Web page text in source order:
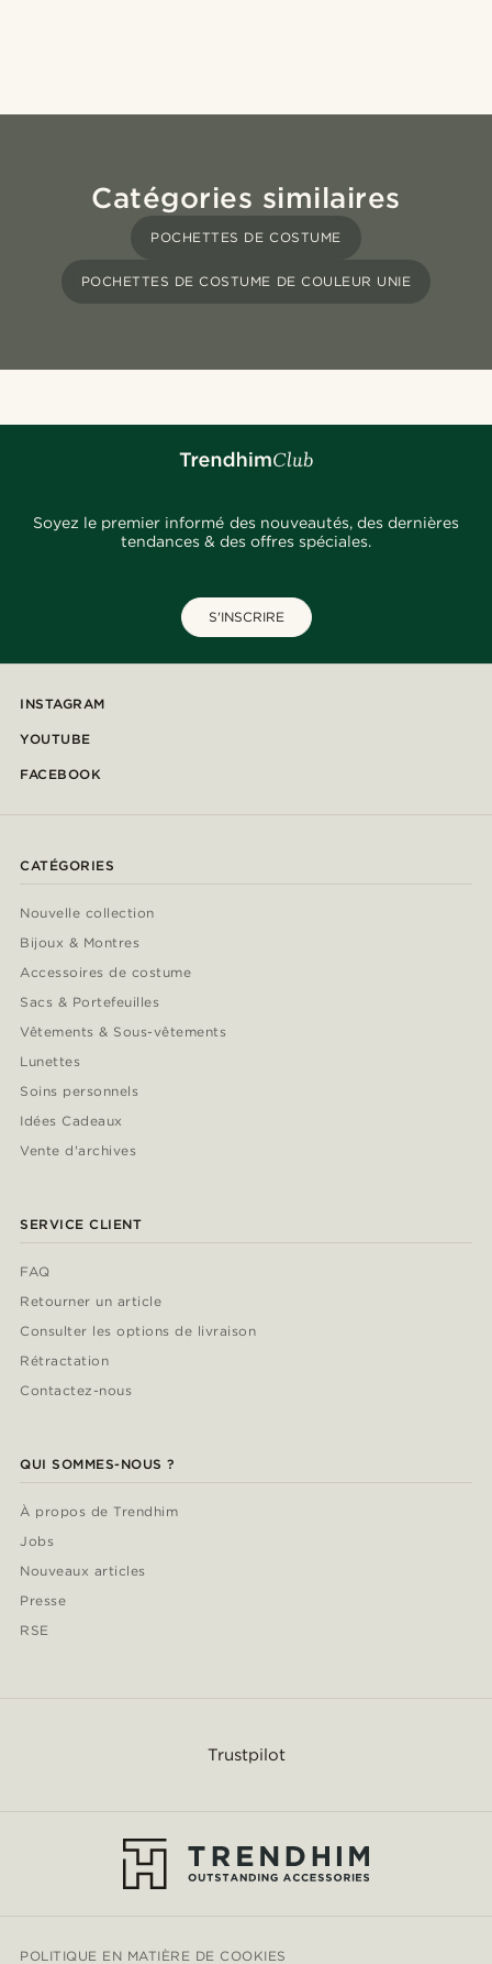
Catégories similaires
POCHETTES DE COSTUME
POCHETTES DE COSTUME DE COULEUR UNIE
Soyez le premier informé des nouveautés, des dernières
tendances & des offres spéciales.
S'INSCRIRE
INSTAGRAM
YOUTUBE
FACEBOOK
CATÉGORIES
Nouvelle collection
Bijoux & Montres
Accessoires de costume
Sacs & Portefeuilles
Vêtements & Sous-vêtements
Lunettes
Soins personnels
Idées Cadeaux
Vente d'archives
SERVICE CLIENT
FAQ
Retourner un article
Consulter les options de livraison
Rétractation
Contactez-nous
QUI SOMMES-NOUS ?
À propos de Trendhim
Jobs
Nouveaux articles
Presse
RSE
Trustpilot
POLITIQUE EN MATIÈRE DE COOKIES